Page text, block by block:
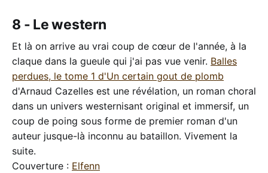
8 - Le western
Et là on arrive au vrai coup de cœur de l'année, à la
claque dans la gueule qui j'ai pas vue venir. Balles
perdues, le tome 1 d'Un certain gout de plomb
d'Arnaud Cazelles est une révélation, un roman choral
dans un univers westernisant original et immersif, un
coup de poing sous forme de premier roman d'un
auteur jusque-là inconnu au bataillon. Vivement la
suite.
Couverture : Elfenn